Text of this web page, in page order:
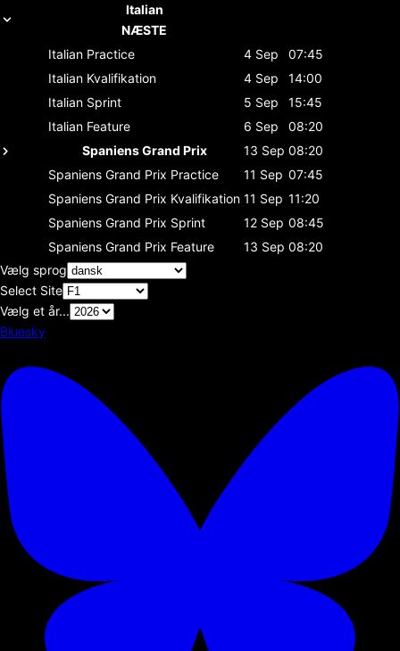
Italian
NÆSTE
Italian Practice 4 Sep
07:45
Italian Kvalifikation 4 Sep
14:00
Italian Sprint 5 Sep
15:45
Italian Feature 6 Sep
08:20
Spaniens Grand Prix
13 Sep 08:20
Spaniens Grand Prix Practice 11 Sep 07:45
Spaniens Grand Prix Kvalifikation 11 Sep 11:20
Spaniens Grand Prix Sprint 12 Sep 08:45
Spaniens Grand Prix Feature 13 Sep 08:20
Vælg sprog
Select Site
Vælg et år...
Bluesky